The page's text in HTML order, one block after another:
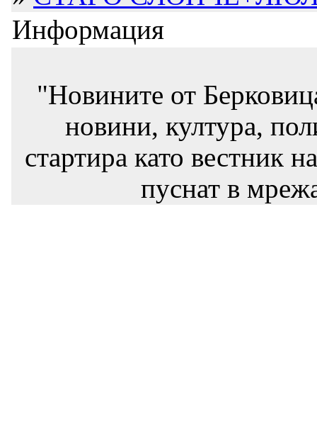
Информация
"Новините от
новини, култура,
стартира като вестник
пуснат в